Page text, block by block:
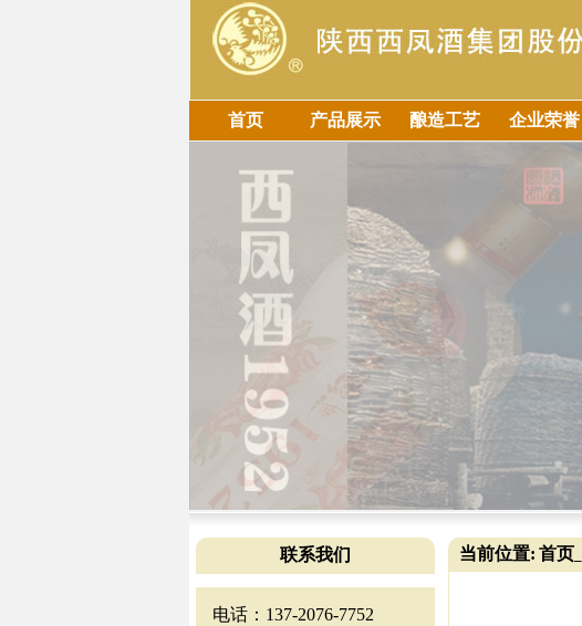
首页 产品展示 酿造工艺 企业荣誉
联系我们
电话：137-2076-7752
当前位置: 首页